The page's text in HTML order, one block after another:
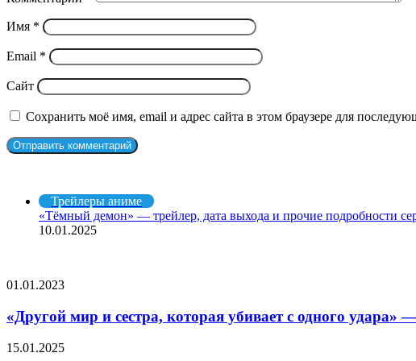
Имя *
Email *
Сайт
Сохранить моё имя, email и адрес сайта в этом браузере для
Трейлеры аниме
«Тёмный демон» — трейлер, дата выхода и прочие подробности
10.01.2025
«Другой
и
сестра,
которая
убивает
01.01.2023
«Другой мир и сестра, которая убивает с одного
Стрёмная
15.01.2025